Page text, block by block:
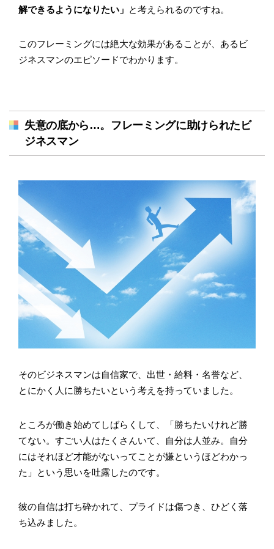
解できるようになりたい」 と考えられるのですね。
このフレーミングには絶大な効果があることが、あるビ
ジネスマンのエピソードでわかります。
失意の底から…。フレーミングに助けられたビ
ジネスマン
そのビジネスマンは自信家で、出世・給料・名誉など、
とにかく人に勝ちたいという考えを持っていました。
ところが働き始めてしばらくして、「勝ちたいけれど勝
てない。すごい人はたくさんいて、自分は人並み。自分
にはそれほど才能がないってことが嫌というほどわかっ
た」という思いを吐露したのです。
彼の自信は打ち砕かれて、プライドは傷つき、ひどく落
ち込みました。